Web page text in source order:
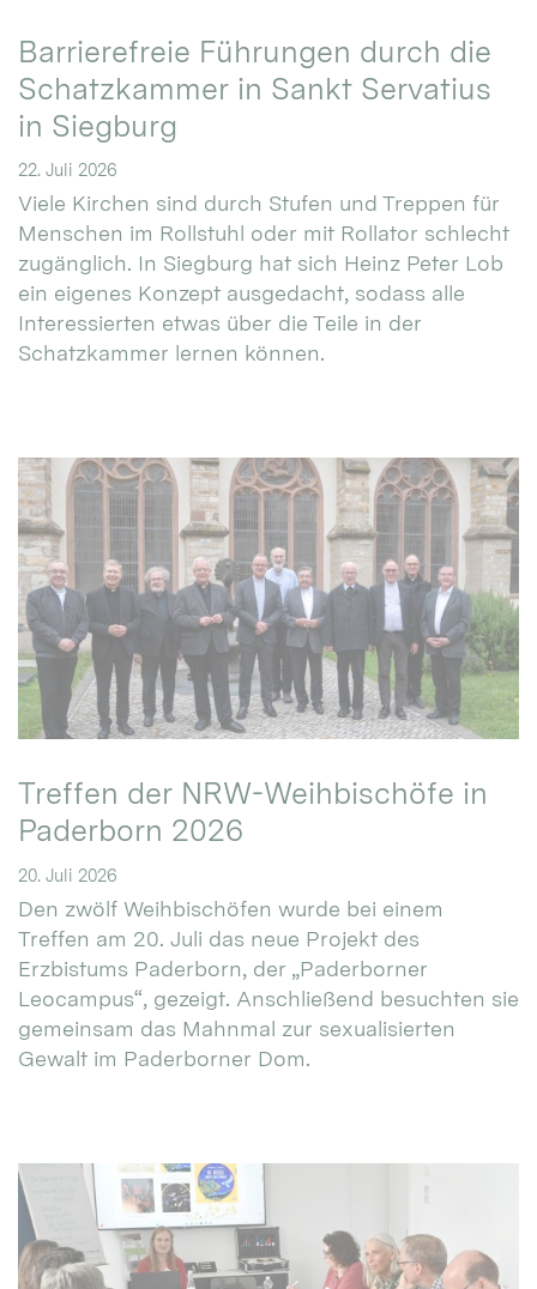
Barrierefreie Führungen durch die
Schatzkammer in Sankt Servatius
in Siegburg
22. Juli 2026
Viele Kirchen sind durch Stufen und Treppen für
Menschen im Rollstuhl oder mit Rollator schlecht
zugänglich. In Siegburg hat sich Heinz Peter Lob
ein eigenes Konzept ausgedacht, sodass alle
Interessierten etwas über die Teile in der
Schatzkammer lernen können.
Treffen der NRW-Weihbischöfe in
Paderborn 2026
20. Juli 2026
Den zwölf Weihbischöfen wurde bei einem
Treffen am 20. Juli das neue Projekt des
Erzbistums Paderborn, der „Paderborner
Leocampus“, gezeigt. Anschließend besuchten sie
gemeinsam das Mahnmal zur sexualisierten
Gewalt im Paderborner Dom.